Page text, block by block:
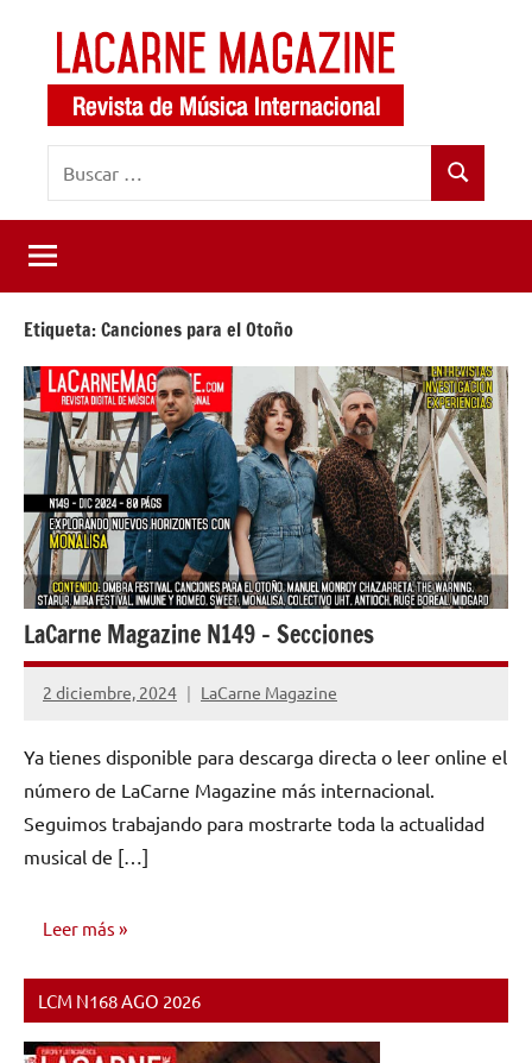
contenido
LaCarne
Magazine
de
música
internacional
Buscar
Etiqueta:Canciones para el Otoño
LaCarne Magazine N149 – Secciones
2 diciembre, 2024 LaCarne Magazine
No
comentarios
Ya tienes disponible para descarga directa o leer online el
número de LaCarne Magazine más internacional.
Seguimos trabajando para mostrarte toda la actualidad
musical de […]
Leer más
NÚMEROS
PUBLICADOS
LCM N168 AGO 2026